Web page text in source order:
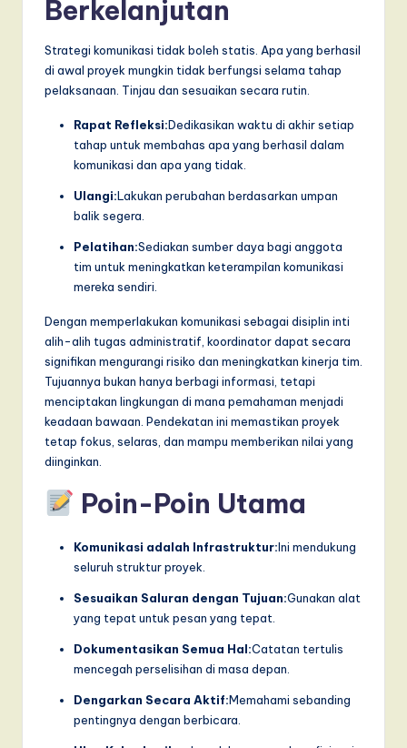
Berkelanjutan
Strategi komunikasi tidak boleh statis. Apa yang berhasil
di awal proyek mungkin tidak berfungsi selama tahap
pelaksanaan. Tinjau dan sesuaikan secara rutin.
Rapat Refleksi:Dedikasikan waktu di akhir setiap
tahap untuk membahas apa yang berhasil dalam
komunikasi dan apa yang tidak.
Ulangi:Lakukan perubahan berdasarkan umpan
balik segera.
Pelatihan:Sediakan sumber daya bagi anggota
tim untuk meningkatkan keterampilan komunikasi
mereka sendiri.
Dengan memperlakukan komunikasi sebagai disiplin inti
alih-alih tugas administratif, koordinator dapat secara
signifikan mengurangi risiko dan meningkatkan kinerja tim.
Tujuannya bukan hanya berbagi informasi, tetapi
menciptakan lingkungan di mana pemahaman menjadi
keadaan bawaan. Pendekatan ini memastikan proyek
tetap fokus, selaras, dan mampu memberikan nilai yang
diinginkan.
Poin-Poin Utama
Komunikasi adalah Infrastruktur:Ini mendukung
seluruh struktur proyek.
Sesuaikan Saluran dengan Tujuan:Gunakan alat
yang tepat untuk pesan yang tepat.
Dokumentasikan Semua Hal:Catatan tertulis
mencegah perselisihan di masa depan.
Dengarkan Secara Aktif:Memahami sebanding
pentingnya dengan berbicara.